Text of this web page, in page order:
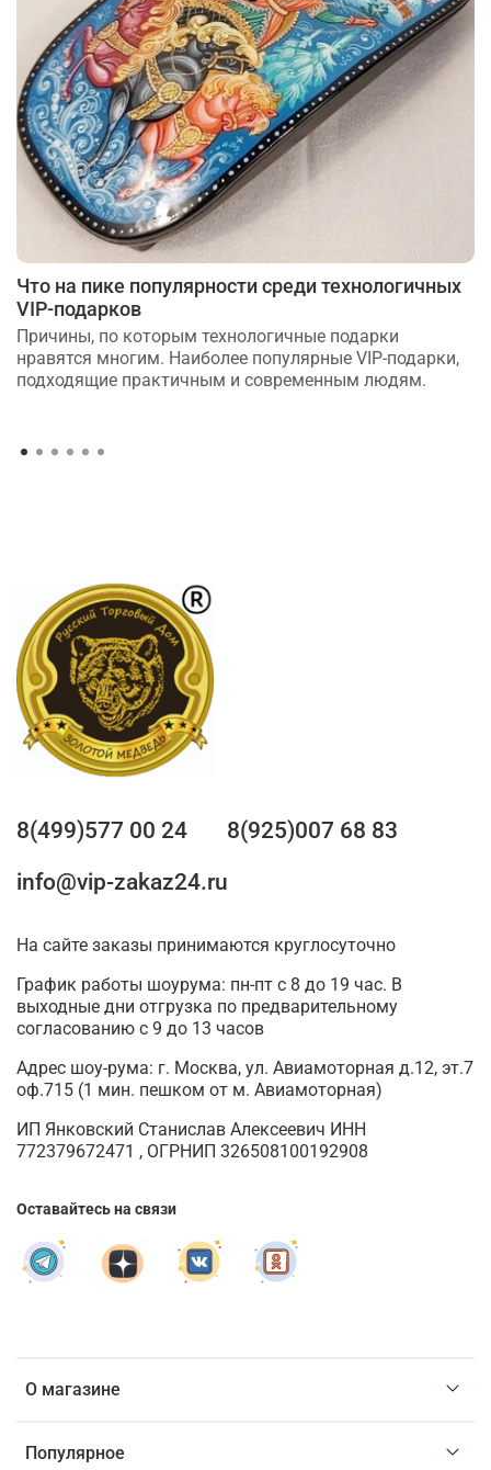
Что на пике популярности среди технологичных
VIP-подарков
Причины, по которым технологичные подарки
нравятся многим. Наиболее популярные VIP-подарки,
подходящие практичным и современным людям.
О магазине
Популярное
8(499)577 00 24
8(925)007 68 83
info@vip-zakaz24.ru
На сайте заказы принимаются круглосуточно
График работы шоурума: пн-пт с 8 до 19 час. В
выходные дни отгрузка по предварительному
согласованию с 9 до 13 часов
Адрес шоу-рума: г. Москва, ул. Авиамоторная д.12, эт.7
оф.715 (1 мин. пешком от м. Авиамоторная)
ИП Янковский Станислав Алексеевич ИНН
772379672471 , ОГРНИП 326508100192908
Оставайтесь на связи